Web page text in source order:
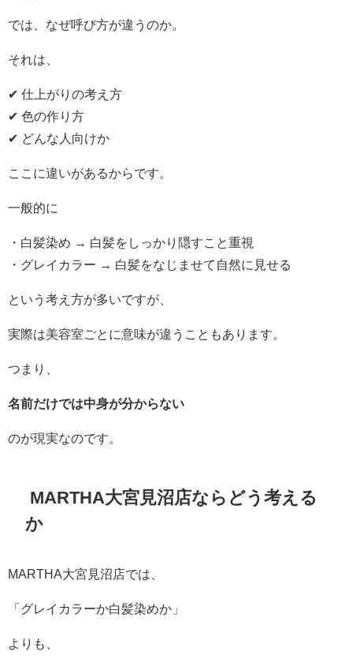
では、なぜ呼び方が違うのか。
それは、
✔ 仕上がりの考え方
✔ 色の作り方
✔ どんな人向けか
ここに違いがあるからです。
一般的に
・白髪染め → 白髪をしっかり隠すこと重視
・グレイカラー → 白髪をなじませて自然に見せる
という考え方が多いですが、
実際は美容室ごとに意味が違うこともあります。
つまり、
名前だけでは中身が分からない
のが現実なのです。
MARTHA大宮見沼店ならどう考える
か
MARTHA大宮見沼店では、
「グレイカラーか白髪染めか」
よりも、